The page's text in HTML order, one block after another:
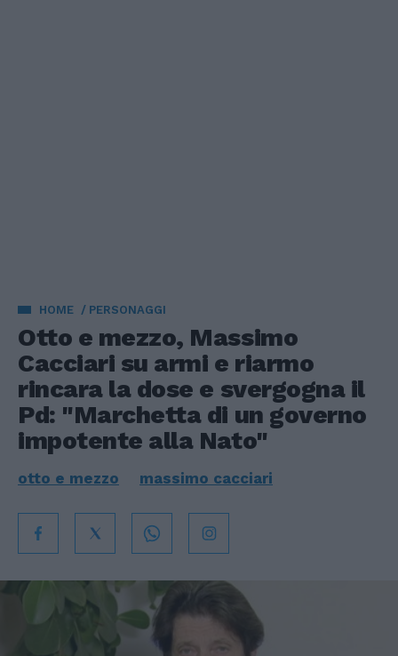
HOME PERSONAGGI
Otto e mezzo, Massimo
Cacciari su armi e riarmo
rincara la dose e svergogna il
Pd: "Marchetta di un governo
impotente alla Nato"
otto e mezzo massimo cacciari